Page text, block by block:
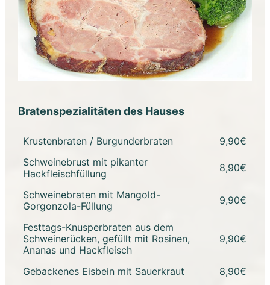
Bratenspezialitäten des Hauses
Krustenbraten / Burgunderbraten
9,90€
Schweinebrust mit pikanter
Hackfleischfüllung
8,90€
Schweinebraten mit Mangold-
Gorgonzola-Füllung
9,90€
Festtags-Knusperbraten aus dem
Schweinerücken, gefüllt mit Rosinen,
Ananas und Hackfleisch
9,90€
Gebackenes Eisbein mit Sauerkraut
8,90€